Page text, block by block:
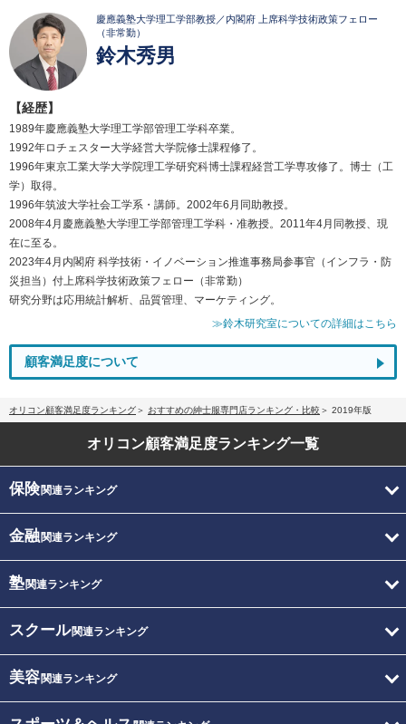
慶應義塾大学理工学部教授／内閣府 上席科学技術政策フェロー
（非常勤）
鈴木秀男
【経歴】
1989年慶應義塾大学理工学部管理工学科卒業。
1992年ロチェスター大学経営大学院修士課程修了。
1996年東京工業大学大学院理工学研究科博士課程経営工学専攻修了。博士（工
学）取得。
1996年筑波大学社会工学系・講師。2002年6月同助教授。
2008年4月慶應義塾大学理工学部管理工学科・准教授。2011年4月同教授、現
在に至る。
2023年4月内閣府 科学技術・イノベーション推進事務局参事官（インフラ・防
災担当）付上席科学技術政策フェロー（非常勤）
研究分野は応用統計解析、品質管理、マーケティング。
≫鈴木研究室についての詳細はこちら
顧客満足度について
オリコン顧客満足度ランキング おすすめの紳士服専門店ランキング・比較 2019年版
オリコン顧客満足度ランキング一覧
保険関連ランキング
金融関連ランキング
塾関連ランキング
スクール関連ランキング
美容関連ランキング